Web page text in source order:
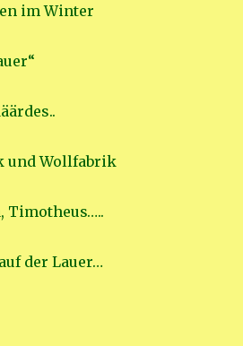
im Winter
und Wollfabrik
Timotheus…..
der Lauer…